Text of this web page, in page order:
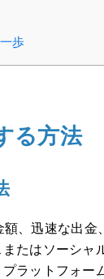
歩
る方法
、迅速な出金
たはソーシャ
ラットフォー